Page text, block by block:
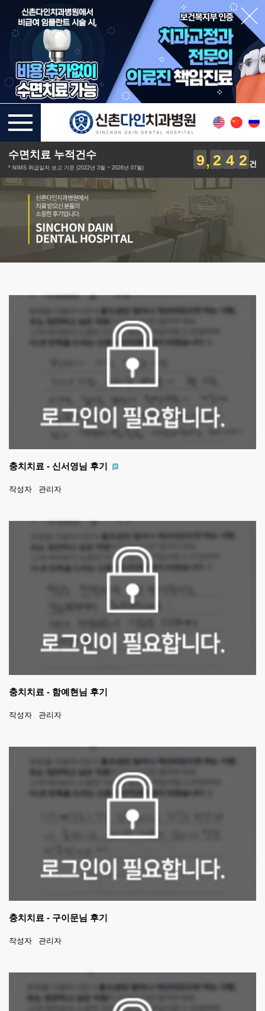
수면치료 누적건수
* NIMS 취급일자 보고 기준 (2022년 3월 ~ 2026년 07월) 9 2 4 2 건
충치치료 - 신서영님 후기
작성자 관리자
충치치료 - 함예현님 후기
작성자 관리자
충치치료 - 구이문님 후기
작성자 관리자